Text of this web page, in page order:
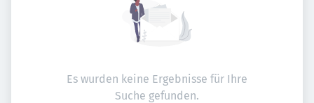
Es wurden keine Ergebnisse für Ihre
Suche gefunden.